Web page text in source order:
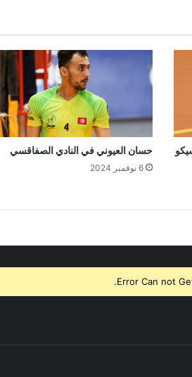
حسان العيوني في النادي الصفاقسي
6 نوفمبر 2024
Error Can not